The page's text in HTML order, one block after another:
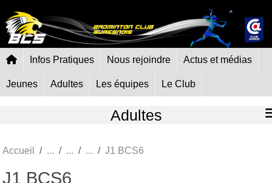
Infos Pratiques Nous rejoindre Actus et médias
Jeunes Adultes Les équipes Le Club
Adultes
Accueil J1 BCS6
J1 BCS6